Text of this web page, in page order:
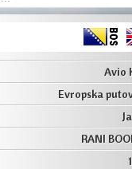
Avio
Evropska
RANI